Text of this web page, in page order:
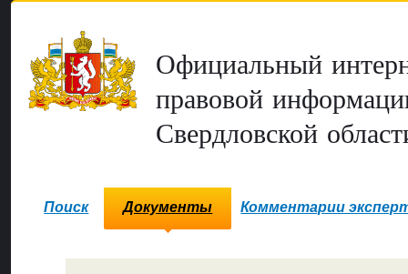
Официальный
правовой
Свердловской
Поиск Документы Комментарии